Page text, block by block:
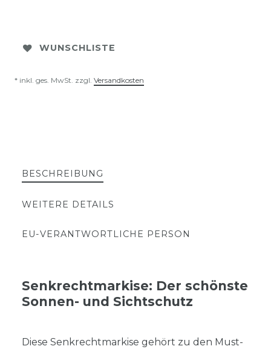
WUNSCHLISTE
* inkl. ges. MwSt. zzgl. Versandkosten
BESCHREIBUNG
WEITERE DETAILS
EU-VERANTWORTLICHE PERSON
Senkrechtmarkise: Der schönste
Sonnen- und Sichtschutz
Diese Senkrechtmarkise gehört zu den Must-